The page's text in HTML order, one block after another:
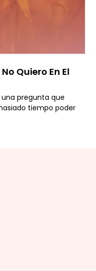
Quiero En El
pregunta que
tiempo poder